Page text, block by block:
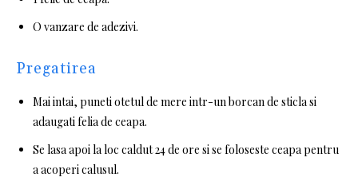
O vanzare de adezivi.
Pregatirea
Mai intai, puneti otetul de mere intr-un borcan de sticla si
adaugati felia de ceapa.
Se lasa apoi la loc caldut 24 de ore si se foloseste ceapa pentru
a acoperi calusul.